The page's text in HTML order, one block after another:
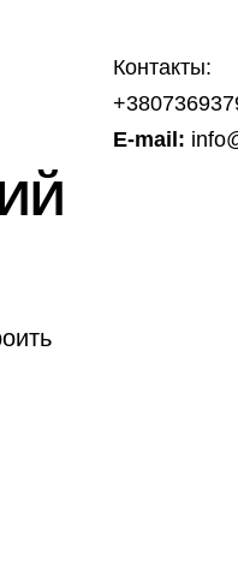
Контакты:
E-mail: info